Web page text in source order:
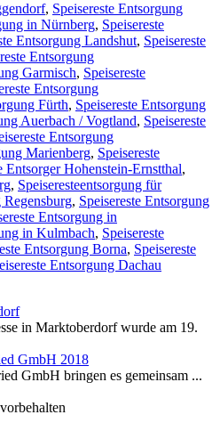
, Speisereste Entsorgung
in Nürnberg, Speisereste
Entsorgung Landshut, Speisereste
Entsorgung
Garmisch, Speisereste
Entsorgung
Fürth, Speisereste Entsorgung
Auerbach / Vogtland, Speisereste
Entsorgung
Marienberg, Speisereste
Entsorger Hohenstein-Ernstthal,
, Speiseresteentsorgung für
Regensburg, Speisereste Entsorgung
Entsorgung in
in Kulmbach, Speisereste
Entsorgung Borna, Speisereste
Entsorgung Dachau
in Marktoberdorf wurde am 19.
GmbH 2018
GmbH bringen es gemeinsam ...